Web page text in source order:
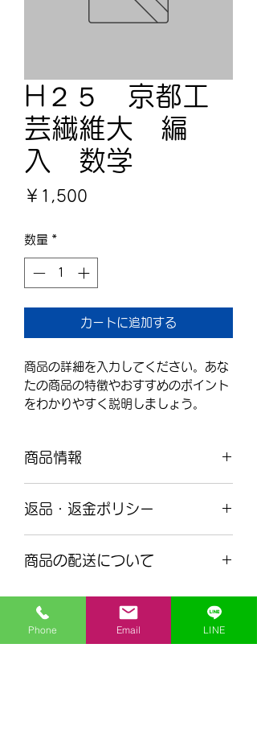
H２５ 京都工
芸繊維大 編
入 数学
￥1,500
数量 *
カートに追加する
商品の詳細を入力してください。あな
たの商品の特徴やおすすめのポイント
をわかりやすく説明しましょう。
商品情報
ズ、素材、取扱説明に加え、商品の特
返品・返金ポリシー
い。顧客が商品に満足しなかった場合
手順などを説明しましょう。内容を明
確にすることで顧客からの信頼を獲得
し、安心して商品を購入していただけ
商品の配送について
配送地域、料金、所要時間、梱包な
ど、商品の配送に関する情報を入力し
てください。配送情報を明確にするこ
とで顧客からの信頼を獲得し、安心し
Phone Email LINE